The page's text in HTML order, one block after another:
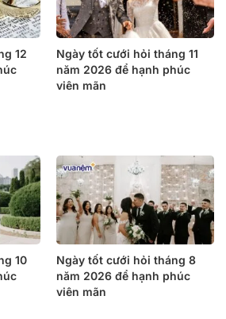
12
Ngày tốt cưới hỏi tháng 11
năm 2026 để hạnh phúc
viên mãn
10
Ngày tốt cưới hỏi tháng 8
năm 2026 để hạnh phúc
viên mãn